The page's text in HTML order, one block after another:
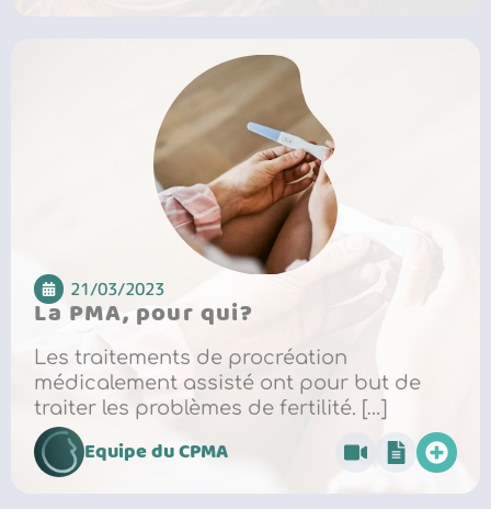
21/03/2023
La PMA, pour qui?
Les traitements de procréation
médicalement assisté ont pour but de
traiter les problèmes de fertilité. […]
Equipe du CPMA